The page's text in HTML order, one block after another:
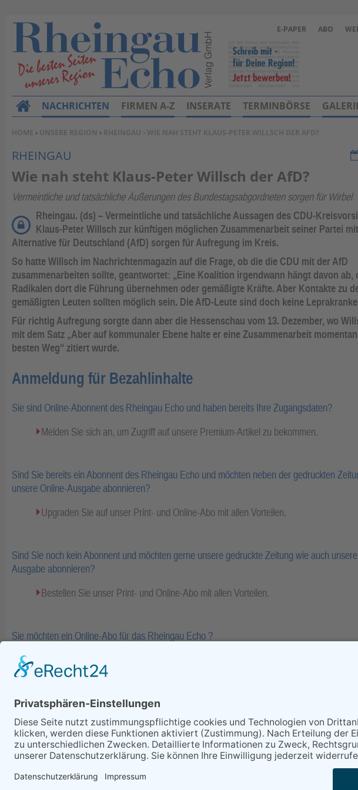
E-PAPER ABO
SIE BEFINDEN SICH HIER:
HOME › UNSERE REGION › RHEINGAU › WIE NAH STEHT KLAUS-PETER WILLSCH DER AFD?
RHEINGAU
Wie nah steht Klaus-Peter Willsch der AfD?
Vermeintliche und tatsächliche Äußerungen des Bundestagsabgordneten sorgen für Wirbel
Rheingau. (ds) – Vermeintliche und tatsächliche Aussagen des CDU-
Klaus-Peter Willsch zur künftigen möglichen Zusammenarbeit seiner Partei
Alternative für Deutschland (AfD) sorgen für Aufregung im Kreis.
So hatte Willsch im Nachrichtenmagazin auf die Frage, ob die die CDU mit der AfD
zusammenarbeiten sollte, geantwortet: „Eine Koalition irgendwann hängt davon ab,
Radikalen dort die Führung übernehmen oder gemäßigte Kräfte. Aber Kontakte zu
gemäßigten Leuten sollten möglich sein. Die AfD-Leute sind doch keine
Für richtig Aufregung sorgte dann aber die Hessenschau vom 13. Dezember, wo
mit dem Satz „Aber auf kommunaler Ebene halte er eine Zusammenarbeit
besten Weg“ zitiert wurde.
Anmeldung für Bezahlinhalte
Sie sind Online-Abonnent des Rheingau Echo und haben bereits Ihre Zugangsdaten?
Melden Sie sich an, um Zugriff auf unsere Premium-Artikel zu bekommen.
Sind Sie bereits ein Abonnent des Rheingau Echo und möchten neben der gedruckten
unsere Online-Ausgabe abonnieren?
Upgraden Sie auf unser Print- und Online-Abo mit allen Vorteilen.
Sind Sie noch kein Abonnent und möchten gerne unsere gedruckte Zeitung wie auch
Ausgabe abonnieren?
Bestellen Sie unser Print- und Online-Abo mit allen Vorteilen.
Sie möchten ein Online-Abo für das Rheingau Echo ?
H
o
m
e
NACHRICHTEN FIRMEN A-Z INSERATE TERMINBÖRSE
NACH OBEN
Alle Rechte vorbehalten - Rheingau Echo Verlag GmbH,
Telefon: (06722) 99 66 - 0, Telefax: (06722) 99 66 - 99,